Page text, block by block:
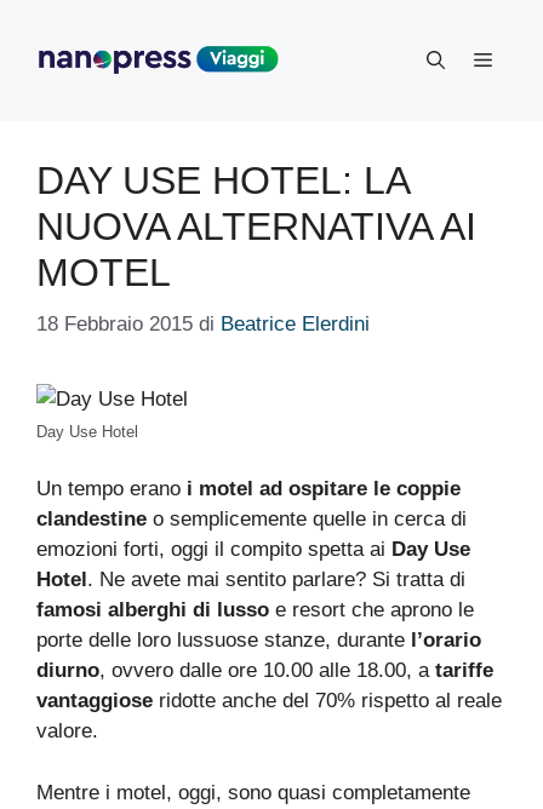
contenuto
Menu
DAY USE HOTEL: LA
NUOVA ALTERNATIVA AI
MOTEL
18 Febbraio 2015 di Beatrice Elerdini
Day Use Hotel
Un tempo erano i motel ad ospitare le coppie
clandestine o semplicemente quelle in cerca di
emozioni forti, oggi il compito spetta ai Day Use
Hotel. Ne avete mai sentito parlare? Si tratta di
famosi alberghi di lusso e resort che aprono le
porte delle loro lussuose stanze, durante l’orario
diurno, ovvero dalle ore 10.00 alle 18.00, a tariffe
vantaggiose ridotte anche del 70% rispetto al reale
valore.
Mentre i motel, oggi, sono quasi completamente